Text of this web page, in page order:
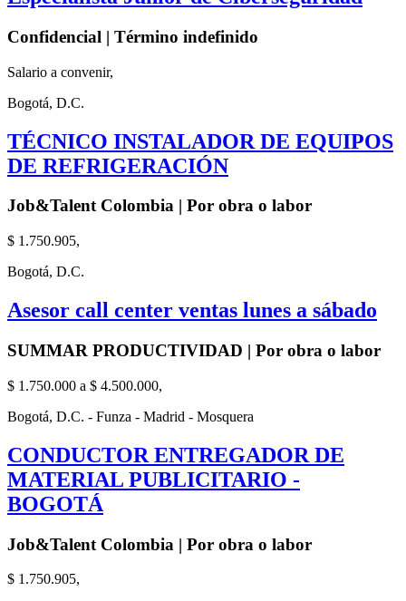
Confidencial | Término indefinido
Salario a convenir,
Bogotá, D.C.
TÉCNICO INSTALADOR DE EQUIPOS
DE REFRIGERACIÓN
Job&Talent Colombia | Por obra o labor
$ 1.750.905,
Bogotá, D.C.
Asesor call center ventas lunes a sábado
SUMMAR PRODUCTIVIDAD | Por obra o labor
$ 1.750.000 a $ 4.500.000,
Bogotá, D.C. - Funza - Madrid - Mosquera
CONDUCTOR ENTREGADOR DE
MATERIAL PUBLICITARIO -
BOGOTÁ
Job&Talent Colombia | Por obra o labor
$ 1.750.905,